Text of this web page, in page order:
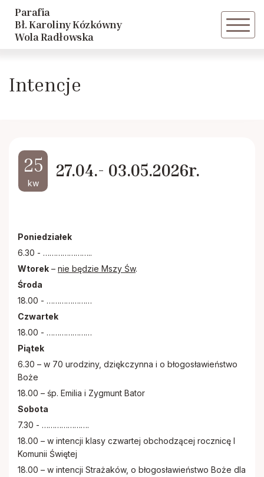
Parafia
Bł. Karoliny Kózkówny
Wola Radłowska
Duszpasterze
Intencje
25
kw
27.04.- 03.05.2026r.
Poniedziałek
6.30 - …………………..
Wtorek – nie będzie Mszy Św.
Środa
18.00 - …………………
Czwartek
18.00 - …………………
Piątek
6.30 – w 70 urodziny, dziękczynna i o błogosławieństwo
Boże
18.00 – śp. Emilia i Zygmunt Bator
Sobota
7.30 - ………………….
18.00 – w intencji klasy czwartej obchodzącej rocznicę I
Komunii Świętej
18.00 – w intencji Strażaków, o błogosławieństwo Boże dla